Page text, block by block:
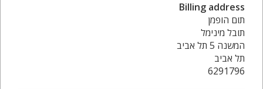
Billing address
תום הופמן
תובל מינימל
המשנה 5 תל אביב
תל אביב
6291796